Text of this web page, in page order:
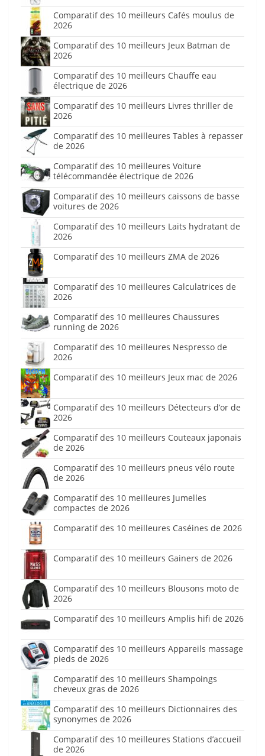
Comparatif des 10 meilleurs Cafés moulus de
2026
Comparatif des 10 meilleurs Jeux Batman de
2026
Comparatif des 10 meilleurs Chauffe eau
électrique de 2026
Comparatif des 10 meilleurs Livres thriller de
2026
Comparatif des 10 meilleures Tables à repasser
de 2026
Comparatif des 10 meilleures Voiture
télécommandée électrique de 2026
Comparatif des 10 meilleurs caissons de basse
voitures de 2026
Comparatif des 10 meilleurs Laits hydratant de
2026
Comparatif des 10 meilleurs ZMA de 2026
Comparatif des 10 meilleures Calculatrices de
2026
Comparatif des 10 meilleures Chaussures
running de 2026
Comparatif des 10 meilleures Nespresso de
2026
Comparatif des 10 meilleurs Jeux mac de 2026
Comparatif des 10 meilleurs Détecteurs d’or de
2026
Comparatif des 10 meilleurs Couteaux japonais
de 2026
Comparatif des 10 meilleurs pneus vélo route
de 2026
Comparatif des 10 meilleures Jumelles
compactes de 2026
Comparatif des 10 meilleures Caséines de 2026
Comparatif des 10 meilleurs Gainers de 2026
Comparatif des 10 meilleurs Blousons moto de
2026
Comparatif des 10 meilleurs Amplis hifi de 2026
Comparatif des 10 meilleurs Appareils massage
pieds de 2026
Comparatif des 10 meilleurs Shampoings
cheveux gras de 2026
Comparatif des 10 meilleurs Dictionnaires des
synonymes de 2026
Comparatif des 10 meilleures Stations d’accueil
de 2026